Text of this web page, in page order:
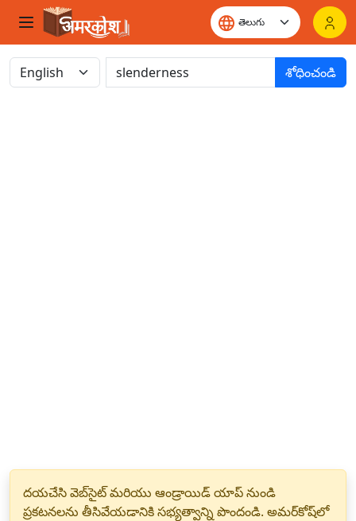
శోధించండి
దయచేసి వెబ్‌సైట్ మరియు ఆండ్రాయిడ్ యాప్ నుండి
ప్రకటనలను తీసివేయడానికి సభ్యత్వాన్ని పొందండి. అమర్‌కోష్‌లో